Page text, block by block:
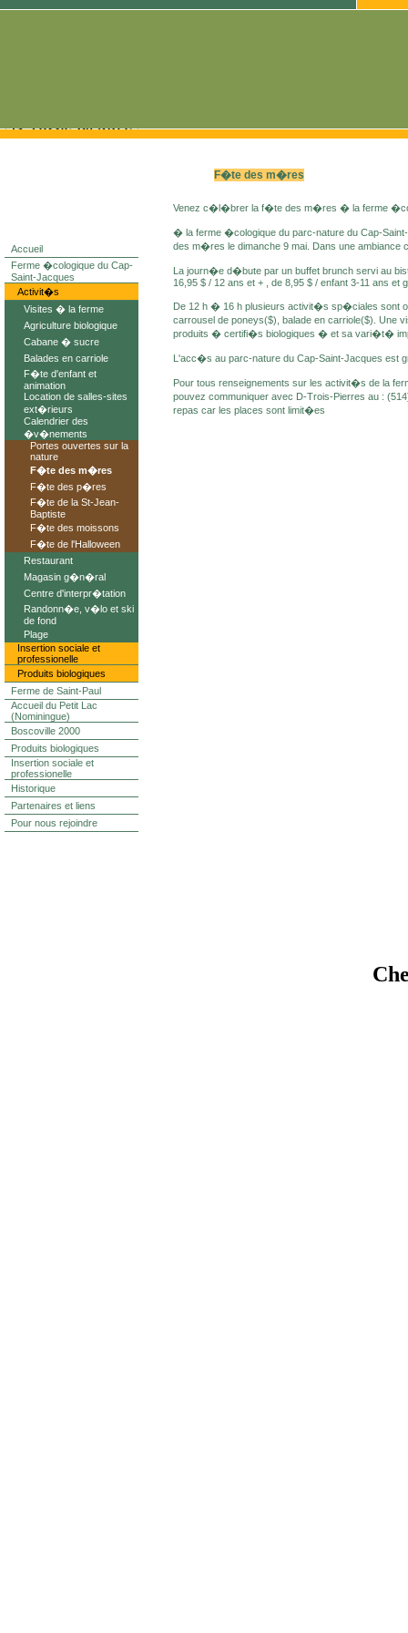
Accueil
Ferme �cologique du Cap-
Saint-Jacques
Activit�s
Visites � la ferme
Agriculture biologique
Cabane � sucre
Balades en carriole
F�te d'enfant et
animation
Location de salles-sites
ext�rieurs
Calendrier des
�v�nements
Portes ouvertes sur la
nature
F�te des m�res
F�te des p�res
F�te de la St-Jean-
Baptiste
F�te des moissons
F�te de l'Halloween
Restaurant
Magasin g�n�ral
Centre d'interpr�tation
Randonn�e, v�lo et ski
de fond
Plage
Insertion sociale et
professionelle
Produits biologiques
Ferme de Saint-Paul
Accueil du Petit Lac
(Nominingue)
Boscoville 2000
Produits biologiques
Insertion sociale et
professionelle
Historique
Partenaires et liens
Pour nous rejoindre
F�te des m�res
Venez c�l�brer la f�te des m�res � la ferme
� la ferme �cologique du parc-nature du Cap-
des m�res le dimanche 9 mai. Dans une
La journ�e d�bute par un buffet brunch servi au
16,95 $ / 12 ans et + , de 8,95 $ / enfant 3-11 ans et
De 12 h � 16 h plusieurs activit�s sp�ciales sont
carrousel de poneys($), balade en carriole($). Une
produits � certifi�s biologiques � et sa vari�t�
L'acc�s au parc-nature du Cap-Saint-Jacques est
Pour tous renseignements sur les activit�s de la
pouvez communiquer avec D-Trois-Pierres au :
repas car les places sont limit�es